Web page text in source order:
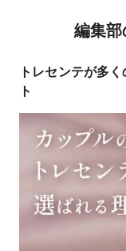
編集
トレセンテが多
ト